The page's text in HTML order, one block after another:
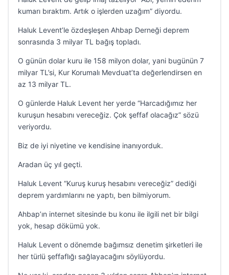
kumarı bıraktım. Artık o işlerden uzağım” diyordu.
Haluk Levent’le özdeşleşen Ahbap Derneği deprem
sonrasında 3 milyar TL bağış topladı.
O günün dolar kuru ile 158 milyon dolar, yani bugünün 7
milyar TL’si, Kur Korumalı Mevduat’ta değerlendirsen en
az 13 milyar TL.
O günlerde Haluk Levent her yerde “Harcadığımız her
kuruşun hesabını vereceğiz. Çok şeffaf olacağız” sözü
veriyordu.
Biz de iyi niyetine ve kendisine inanıyorduk.
Aradan üç yıl geçti.
Haluk Levent “Kuruş kuruş hesabını vereceğiz” dediği
deprem yardımlarını ne yaptı, ben bilmiyorum.
Ahbap’ın internet sitesinde bu konu ile ilgili net bir bilgi
yok, hesap dökümü yok.
Haluk Levent o dönemde bağımsız denetim şirketleri ile
her türlü şeffaflığı sağlayacağını söylüyordu.